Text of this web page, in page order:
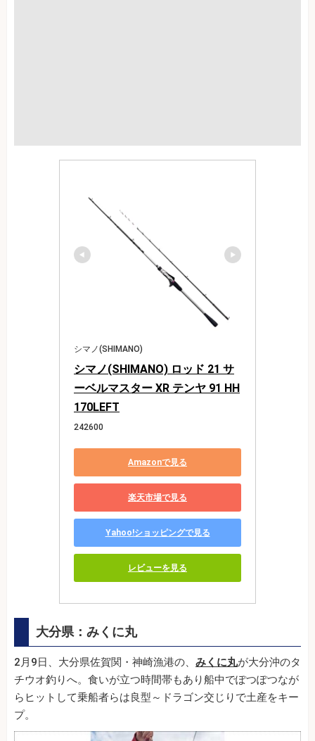
シマノ(SHIMANO)
シマノ(SHIMANO) ロッド 21 サ
ーベルマスター XR テンヤ 91 HH
170LEFT
242600
Amazonで見る
楽天市場で見る
Yahoo!ショッピングで見る
レビューを見る
大分県：みくに丸
2月9日、大分県佐賀関・神崎漁港の、 みくに丸が大分沖のタ
チウオ釣りへ。食いが立つ時間帯もあり船中でぽつぽつなが
らヒットして乗船者らは良型～ドラゴン交じりで土産をキー
プ。